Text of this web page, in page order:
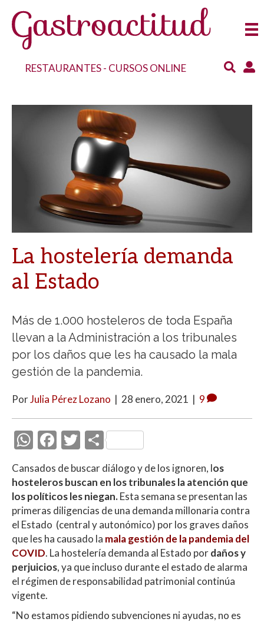
RESTAURANTES- CURSOS ONLINE
La hostelería demanda
al Estado
Más de 1.000 hosteleros de toda España
llevan a la Administración a los tribunales
por los daños que les ha causado la mala
gestión de la pandemia.
PorJulia Pérez Lozano | 28 enero, 2021 | 9
W
at
s
A
p
p
F
ac
e
b
o
o
k
T
itt
er
C
o
m
p
ar
ti
r
Cansados de buscar diálogo y de los ignoren, los
hosteleros buscan en los tribunales la atención que
los políticos les niegan.Esta semana se presentan las
primeras diligencias de una demanda millonaria contra
el Estado (central y autonómico) por los graves daños
que les ha causado la mala gestión de la pandemia del
COVID. La hostelería demanda al Estado pordaños y
perjuicios, ya que incluso durante el estado de alarma
el régimen de responsabilidad patrimonial continúa
vigente.
“No estamos pidiendo subvenciones ni ayudas, no es